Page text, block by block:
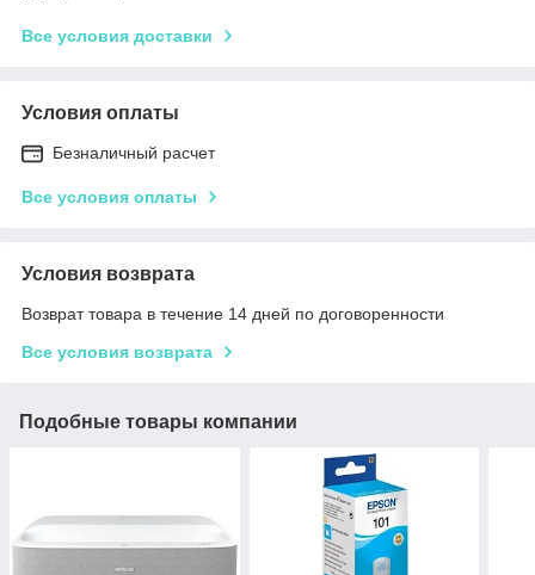
Все условия доставки
Условия оплаты
Безналичный расчет
Все условия оплаты
Условия возврата
Возврат товара в течение 14 дней по договоренности
Все условия возврата
Подобные товары компании